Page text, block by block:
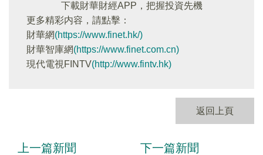
下載財華財經APP，把握投資先機
更多精彩内容，請點擊：
財華網(https://www.finet.hk/)
財華智庫網(https://www.finet.com.cn)
現代電視FINTV(http://www.fintv.hk)
返回上頁
上一篇新聞 下一篇新聞